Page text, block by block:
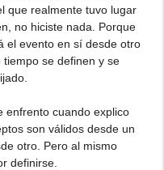
que realmente tuvo lugar
no hiciste nada. Porque
el evento en sí desde otro
se definen y se
enfrento cuando explico
son válidos desde un
otro. Pero al mismo
definirse.